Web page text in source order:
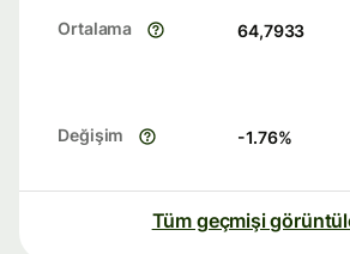
Ortalama 64,7933
Değişim -1.76%
Tüm geçmişi